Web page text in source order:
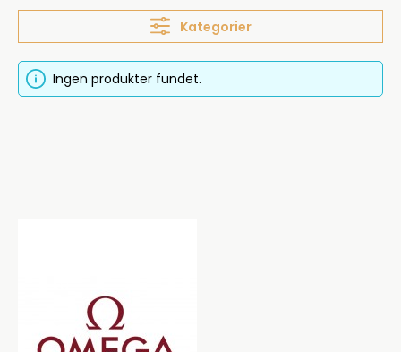
Kategorier
Ingen produkter fundet.